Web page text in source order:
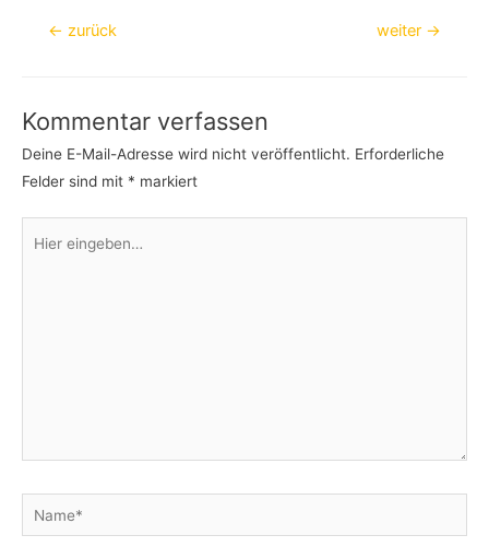
Beitragsnavigation
← zurück weiter →
Kommentar verfassen
Deine E-Mail-Adresse wird nicht veröffentlicht. Erforderliche
Felder sind mit * markiert
eingeben…
Name*